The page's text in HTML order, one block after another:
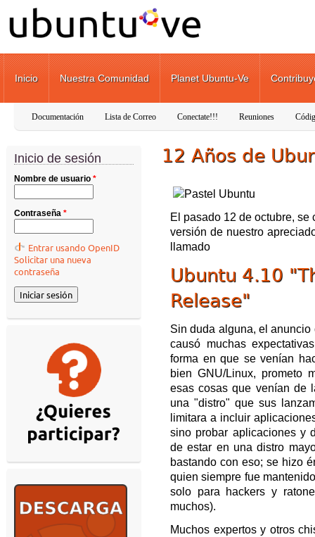
Pasar al contenido principal
Inicio Nuestra Comunidad Planet Ubuntu-Ve
Documentación Lista de Correo Conectate!!! Reuniones
Inicio de sesión
Nombre de usuario *
Contraseña *
Entrar usando OpenID
Solicitar una nueva
contraseña
12 Años de
El pasado 12 de octubre,
versión de nuestro
llamado
Ubuntu 4.10
Release"
Sin duda alguna, el
causó muchas
forma en que se venían
bien GNU/Linux, prometo
esas cosas que venían de
una "distro" que sus
limitara a incluir
sino probar aplicaciones y
de estar en una distro
bastando con eso; se hizo
quien siempre fue
solo para hackers y
muchos).
Muchos expertos y otros